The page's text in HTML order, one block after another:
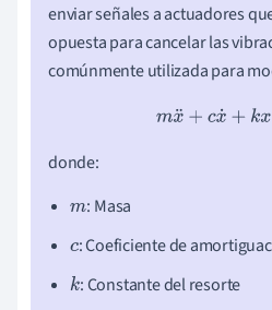
enviar señales a actuadores
opuesta para cancelar las
comúnmente utilizada para
mx ¨+c x˙ +kx
donde:
m: Masa
c: Coeficiente de
k: Constante del resorte